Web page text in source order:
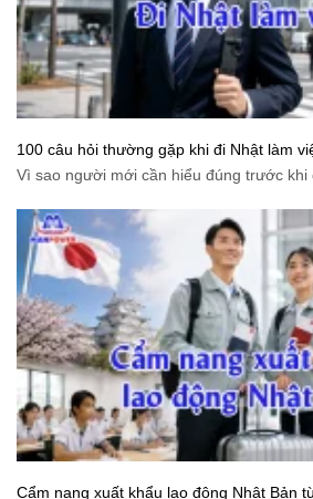
100 câu hỏi thường gặp khi đi Nhật làm
hiểu cho người mới bắt đầu
Vì sao người mới cần hiểu đúng trước khi
Cẩm nang xuất khẩu lao động Nhật Bản